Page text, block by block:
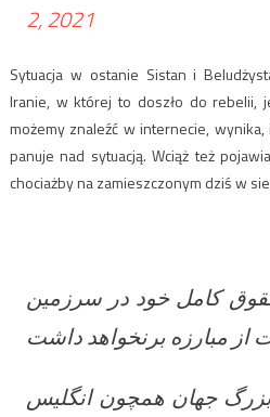
2, 2021
Sytuacja w ostanie Sistan i
Iranie, w której to doszło do rebelii,
możemy znaleźć w internecie,
panuje nad sytuacją. Wciąż też
chociażby na zamieszczonym dziś w
کامل خود در سرزمین
جهان همچون انگلیس